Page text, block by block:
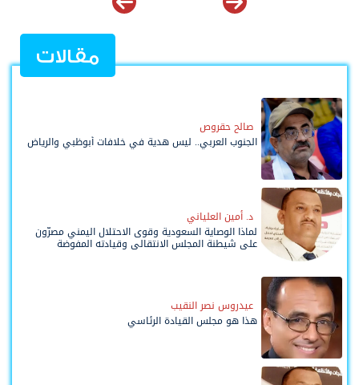
مقالات
صالح حقروص
الجنوب العربي.. ليس هدية في خلافات أبوظبي والرياض
د. أمين العلياني
لماذا الوصاية السعودية وقوى الاحتلال اليمني مصرّون
على شيطنة المجلس الانتقالي وقيادته المفوضة
وحواضنه الشعبية؟
عيدروس نصر النقيب
هذا هو مجلس القيادة الرئاسي